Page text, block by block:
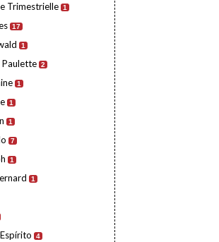
Trimestrielle 1
17
1
Paulette 2
1
1
1
7
1
1
4